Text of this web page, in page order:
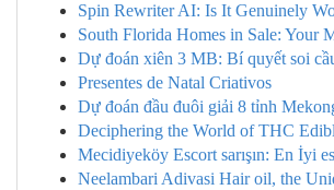
Spin Rewriter AI: Is It Genuinely
South Florida Homes in Sale: Your
Dự đoán xiên 3 MB: Bí quyết soi
Presentes de Natal Criativos
Dự đoán đầu đuôi giải 8 tỉnh
Deciphering the World of THC
Mecidiyeköy Escort sarışın: En İyi
Neelambari Adivasi Hair oil, the